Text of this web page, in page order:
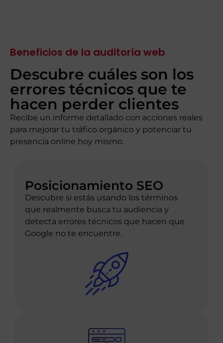
Beneficios de la auditoría web
Descubre cuáles son los
errores técnicos que te
hacen perder clientes
Recibe un informe detallado con acciones reales
para mejorar tu tráfico orgánico y potenciar tu
presencia online hoy mismo.
Posicionamiento SEO
Descubre si estás usando los términos
que realmente busca tu audiencia y
detecta errores técnicos que hacen que
Google no te encuentre.